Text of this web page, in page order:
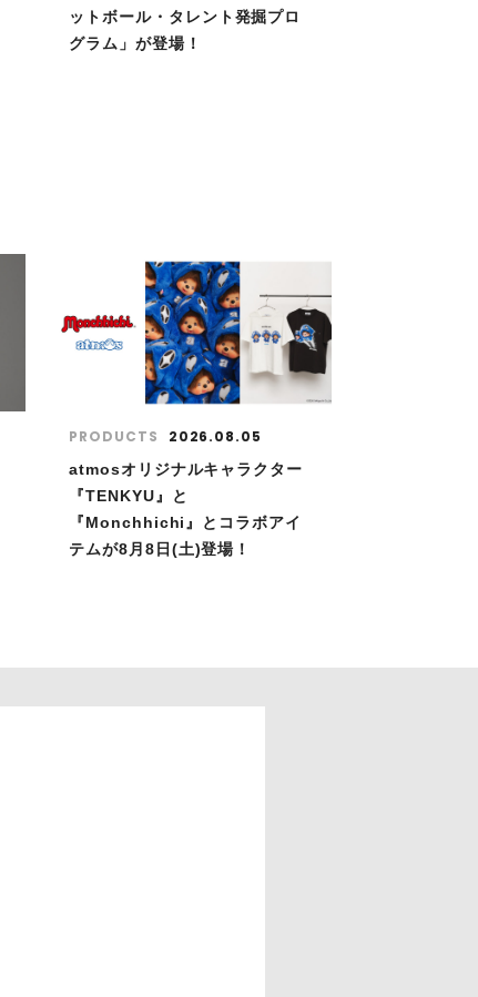
ットボール・タレント発掘プロ
グラム」が登場！
PRODUCTS 2026.08.05
atmosオリジナルキャラクター
『TENKYU』と
『Monchhichi』とコラボアイ
テムが8月8日(土)登場！